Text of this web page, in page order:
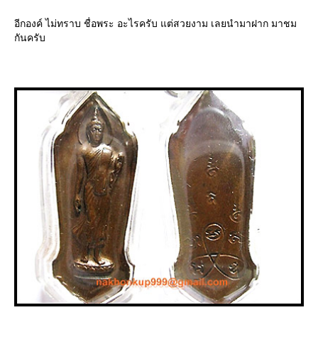
อีกองค์ ไม่ทราบ ชื่อพระ อะไรครับ แต่สวยงาม เลยนำมาฝาก มาชม
กันครับ